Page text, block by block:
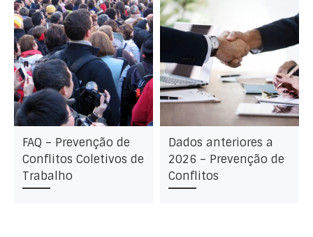
FAQ – Prevenção de
Conflitos Coletivos de
Trabalho
Dados anteriores a
2026 – Prevenção de
Conflitos